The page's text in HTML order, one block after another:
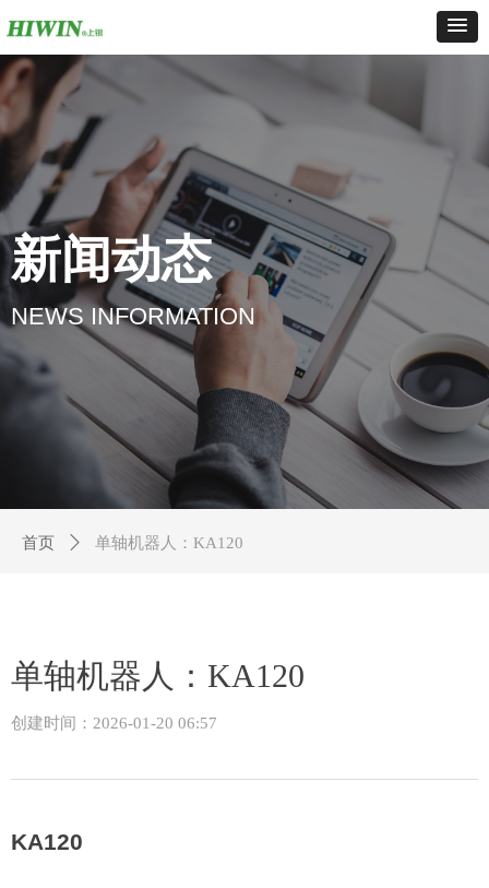
新闻动态
NEWS INFORMATION
首页 ꄲ 单轴机器人：KA120
单轴机器人：KA120
创建时间： 2026-01-20 06:57
KA120